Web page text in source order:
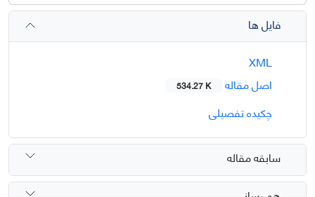
فایل ها
اصل مقاله
534.27 K
چکیده تفصیلی
سابقه مقاله